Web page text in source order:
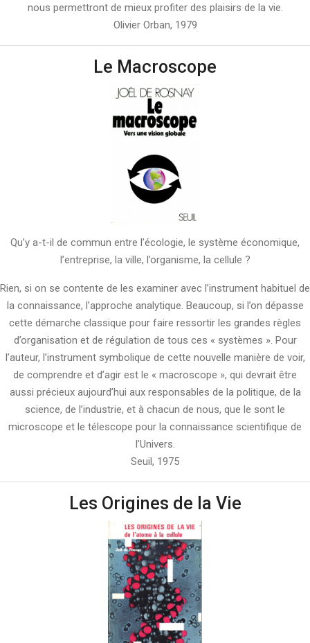
nous permettront de mieux profiter des plaisirs de la vie.
Olivier Orban, 1979
Le Macroscope
Qu’y a-t-il de commun entre l’écologie, le système économique,
l’entreprise, la ville, l’organisme, la cellule ?
Rien, si on se contente de les examiner avec l’instrument habituel de
la connaissance, l’approche analytique. Beaucoup, si l’on dépasse
cette démarche classique pour faire ressortir les grandes règles
d’organisation et de régulation de tous ces « systèmes ». Pour
l’auteur, l’instrument symbolique de cette nouvelle manière de voir,
de comprendre et d’agir est le « macroscope », qui devrait être
aussi précieux aujourd’hui aux responsables de la politique, de la
science, de l’industrie, et à chacun de nous, que le sont le
microscope et le télescope pour la connaissance scientifique de
l’Univers.
Seuil, 1975
Les Origines de la Vie